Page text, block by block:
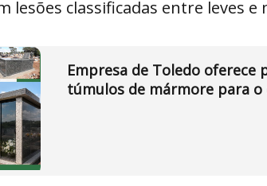
lesões classificadas entre leves e
Empresa de Toledo oferece
túmulos de mármore para o